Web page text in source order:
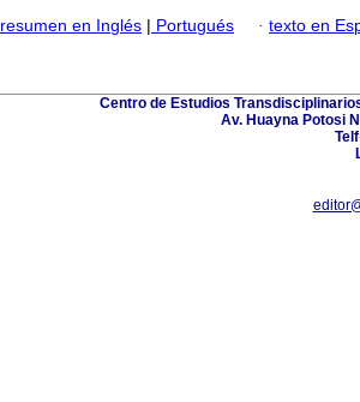
resumen en Inglés | Portugués · texto en
Centro de Estudios
Av. Huayna Potosi